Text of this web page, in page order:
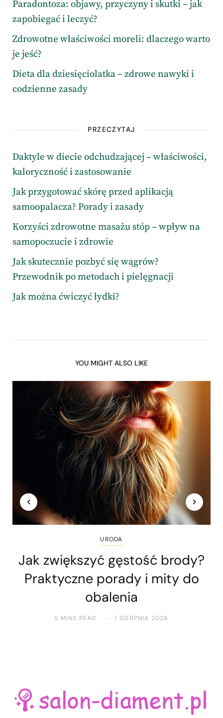
Paradontoza: objawy, przyczyny i skutki – jak
zapobiegać i leczyć?
Zdrowotne właściwości moreli: dlaczego warto
je jeść?
Dieta dla dziesięciolatka – zdrowe nawyki i
codzienne zasady
PRZECZYTAJ
Daktyle w diecie odchudzającej – właściwości,
kaloryczność i zastosowanie
Jak przygotować skórę przed aplikacją
samoopalacza? Porady i zasady
Korzyści zdrowotne masażu stóp – wpływ na
samopoczucie i zdrowie
Jak skutecznie pozbyć się wągrów?
Przewodnik po metodach i pielęgnacji
Jak można ćwiczyć łydki?
YOU MIGHT ALSO LIKE
URODA
Jak zwiększyć gęstość brody?
Praktyczne porady i mity do
obalenia
5 MINS READ 7 SIERPNIA 2026